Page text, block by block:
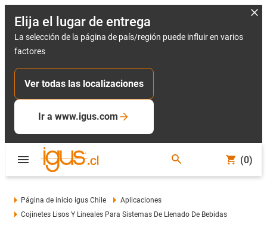
Elija el lugar de entrega
La selección de la página de país/región puede influir en varios
factores
Ver todas las localizaciones
Ir a www.igus.com
(0)
Página de inicio igus Chile
Aplicaciones
Cojinetes Lisos Y Lineales Para Sistemas De Llenado De Bebidas